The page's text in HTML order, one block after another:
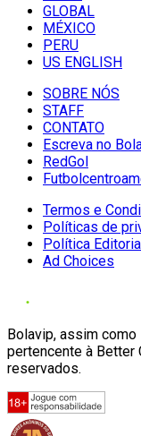
GLOBAL
MÉXICO
PERU
US ENGLISH
SOBRE NÓS
STAFF
CONTATO
Escreva no
RedGol
Termos e
Políticas de
Política
Ad Choices
Bolavip, assim
pertencente à
reservados.